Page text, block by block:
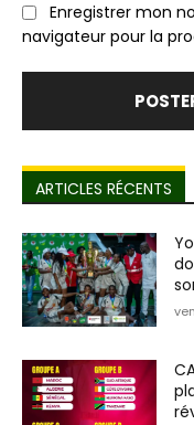
Enregistrer mon
navigateur pour la
ARTICLES RÉCENTS